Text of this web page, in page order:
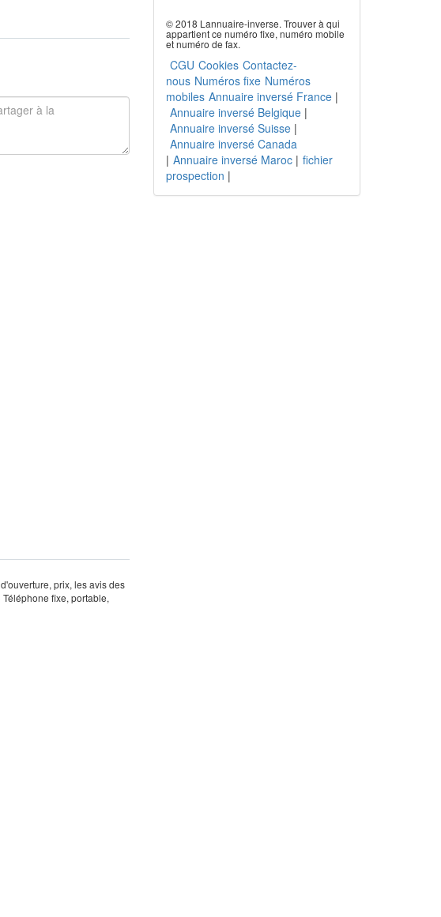
prix, les avis des
fixe, portable,
© 2018 Lannuaire-inverse. Trouver à qui
appartient ce numéro fixe, numéro mobile
et numéro de fax.
CGU Cookies Contactez-
nous Numéros fixe Numéros
mobiles Annuaire inversé France|
Annuaire inversé Belgique|
Annuaire inversé Suisse|
Annuaire inversé Canada
| Annuaire inversé Maroc| fichier
prospection |